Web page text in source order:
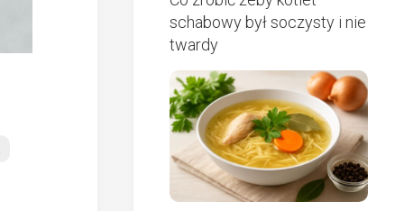
schabowy był soczysty i nie
twardy